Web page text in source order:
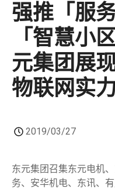
强推「服
「智慧小
元集团展
物联网实
2019/03/27
东元集团召集东元电机
务、安华机电、东讯、